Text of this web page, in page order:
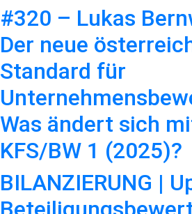
#320 – Lukas
Der neue
Standard für
Was ändert sich
KFS/BW 1 (2025)?
BILANZIERUNG |